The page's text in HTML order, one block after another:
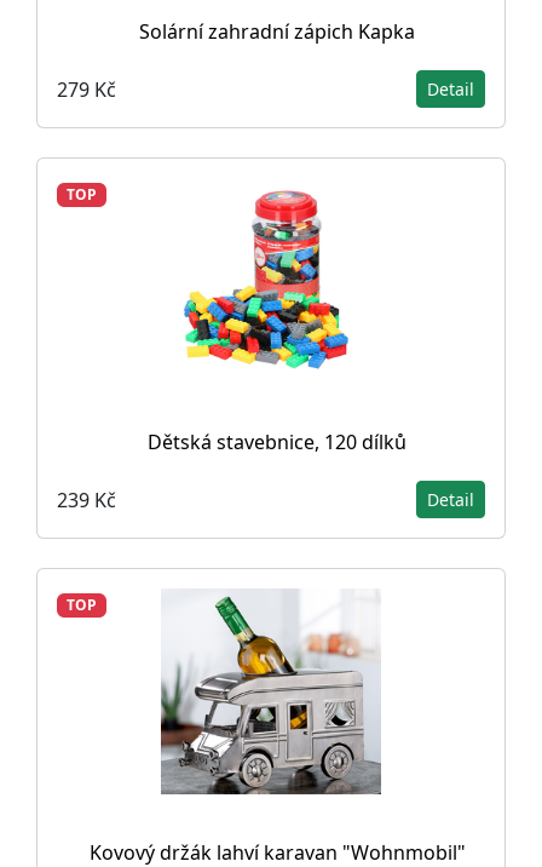
Solární zahradní zápich Kapka
279 Kč Detail
TOP
Dětská stavebnice, 120 dílků
239 Kč Detail
TOP
Kovový držák lahví karavan "Wohnmobil"